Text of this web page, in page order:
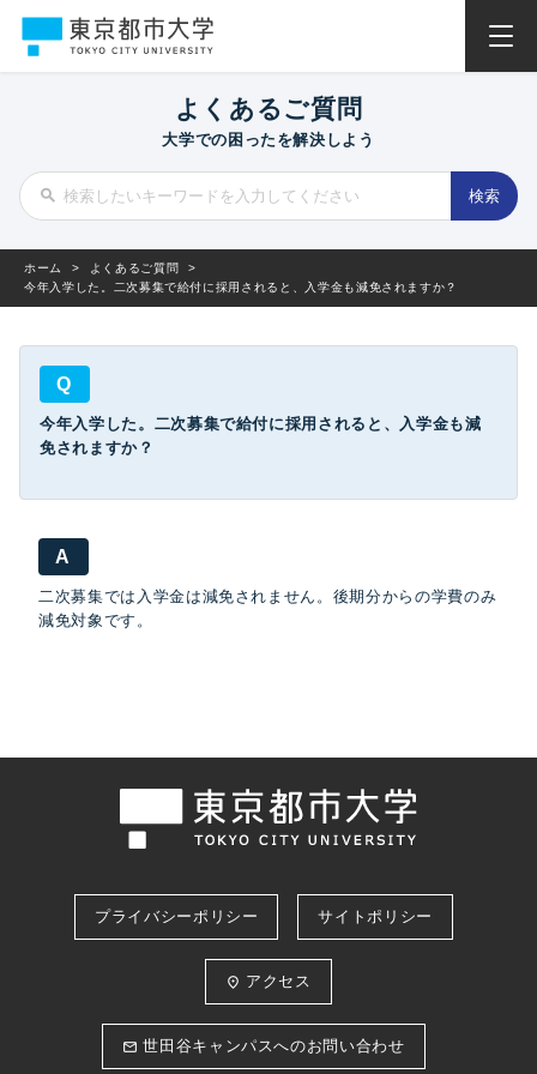
よくあるご質問
大学での困ったを解決しよう
ホーム > よくあるご質問
>
今年入学した。二次募集で給付に採用されると、入学金も減免されますか？
Q
今年入学した。二次募集で給付に採用されると、入学金も減
免されますか？
A
二次募集では入学金は減免されません。後期分からの学費のみ
減免対象です。
プライバシーポリシー サイトポリシー
place アクセス
email 世田谷キャンパスへのお問い合わせ